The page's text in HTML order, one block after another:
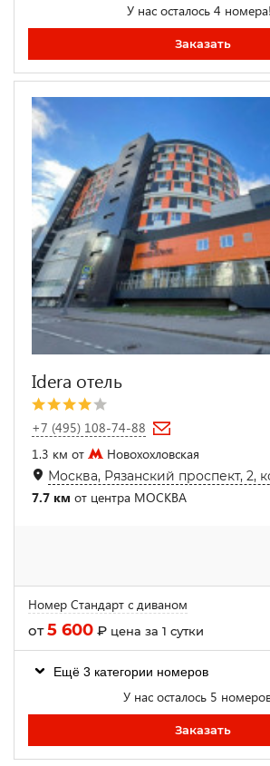
У нас осталось 4 номера!
Заказать
Idera отель
+7 (495) 108-74-88
1.3 км от
Новохохловская
Москва, Рязанский проспект, 2,
7.7 км от центра МОСКВА
Номер Стандарт с диваном
от5 600 ₽ цена за 1 сутки
Ещё 3 категории номеров
У нас осталось 5
Заказать